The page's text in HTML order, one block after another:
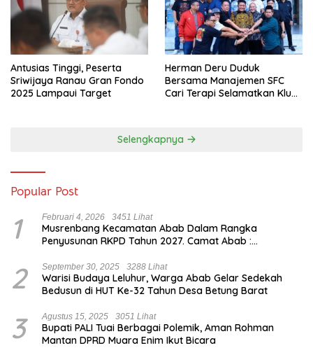
Antusias Tinggi, Peserta
Sriwijaya Ranau Gran Fondo
2025 Lampaui Target
Herman Deru Duduk
Bersama Manajemen SFC
Cari Terapi Selamatkan Klub
Selengkapnya
Popular Post
1 Februari 4, 2026 3451 Lihat
Musrenbang Kecamatan Abab Dalam Rangka
Penyusunan RKPD Tahun 2027. Camat Abab :
2 September 30, 2025 3288 Lihat
Warisi Budaya Leluhur, Warga Abab Gelar Sedekah
Bedusun di HUT Ke-32 Tahun Desa Betung Barat
3 Agustus 15, 2025 3051 Lihat
Bupati PALI Tuai Berbagai Polemik, Aman Rohman
Mantan DPRD Muara Enim Ikut Bicara